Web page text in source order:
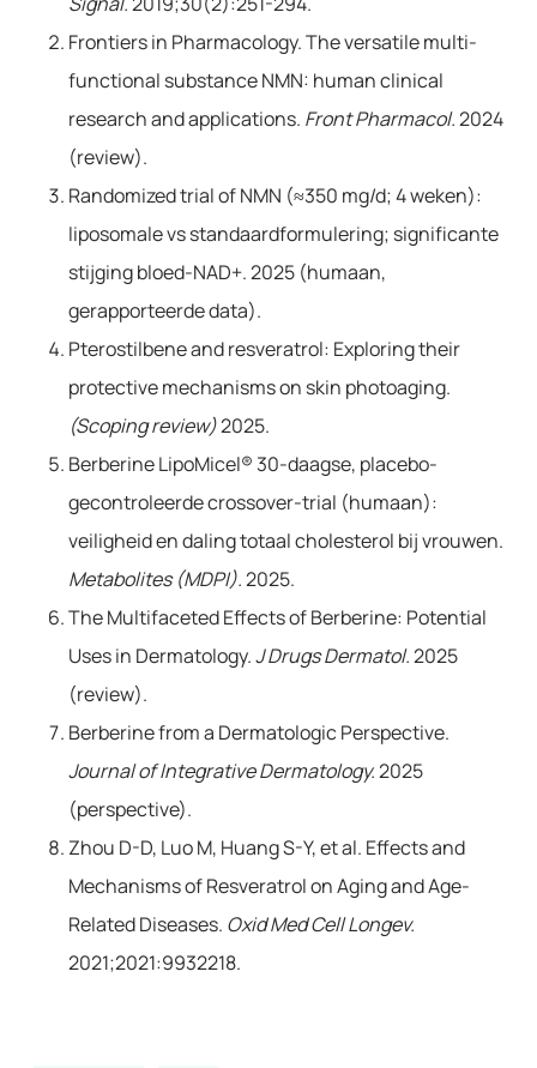
Frontiers in Pharmacology. The versatile multi-
functional substance NMN: human clinical
research and applications. Front Pharmacol.2024
(review).
Randomized trial of NMN (≈350 mg/d; 4 weken):
liposomale vs standaardformulering; significante
stijging bloed-NAD+. 2025 (humaan,
gerapporteerde data).
Pterostilbene and resveratrol: Exploring their
protective mechanisms on skin photoaging.
(Scoping review)2025.
Berberine LipoMicel® 30-daagse, placebo-
gecontroleerde crossover-trial (humaan):
veiligheid en daling totaal cholesterol bij vrouwen.
Metabolites (MDPI).2025.
The Multifaceted Effects of Berberine: Potential
Uses in Dermatology.J Drugs Dermatol.2025
(review).
Berberine from a Dermatologic Perspective.
Journal of Integrative Dermatology.2025
(perspective).
Zhou D-D, Luo M, Huang S-Y, et al. Effects and
Mechanisms of Resveratrol on Aging and Age-
Related Diseases. Oxid Med Cell Longev.
2021;2021:9932218.